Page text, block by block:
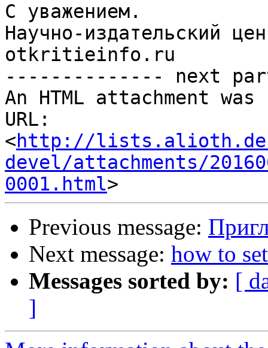
С уважением.
Научно-издательский
otkritieinfo.ru
-------------- next
An HTML attachment
URL:
<http://
devel/attachments/
0001.html
Previous message:
Next message: how to
Messages sorted by: [
]